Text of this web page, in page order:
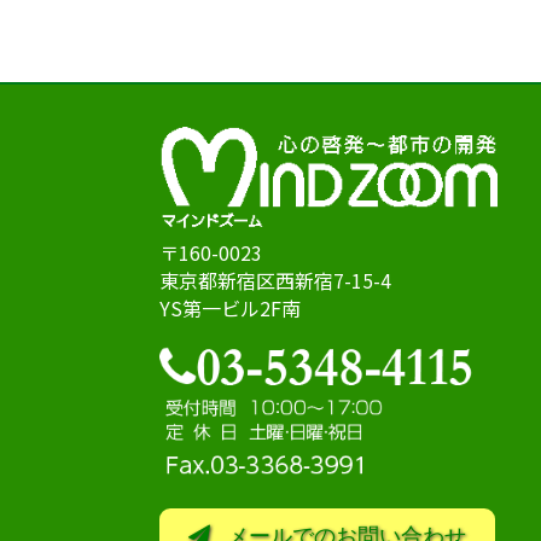
〒160-0023
東京都新宿区西新宿7-15-4
YS第一ビル2F南
メールでのお問い合わせ